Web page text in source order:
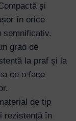
și
în orice
semnificativ.
grad de
la praf și la
ce o face
de tip
rezistență în